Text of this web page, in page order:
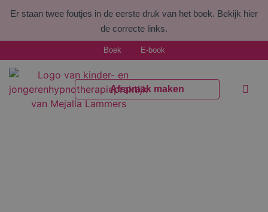
Er staan twee foutjes in de eerste druk van het boek. Bekijk hier
de correcte links.
Boek E-book
Afspraak maken